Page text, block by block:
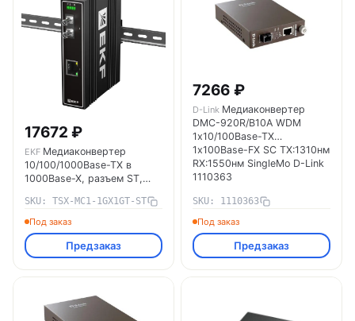
17672 ₽
EKF Медиаконвертер
10/100/1000Base-TX в
1000Base-X, разъем ST,
оптоволокно, 1550нм TSX
EKF TSX-MC1-1GX1GT-ST
SKU: TSX-MC1-1GX1GT-ST
Под заказ
Предзаказ
7266 ₽
D-Link Медиаконвертер
DMC-920R/B10A WDM
1х10/100Base-TX
1х100Base-FX SC ТХ:1310нм
RX:1550нм SingleMo D-Link
1110363
SKU: 1110363
Под заказ
Предзаказ